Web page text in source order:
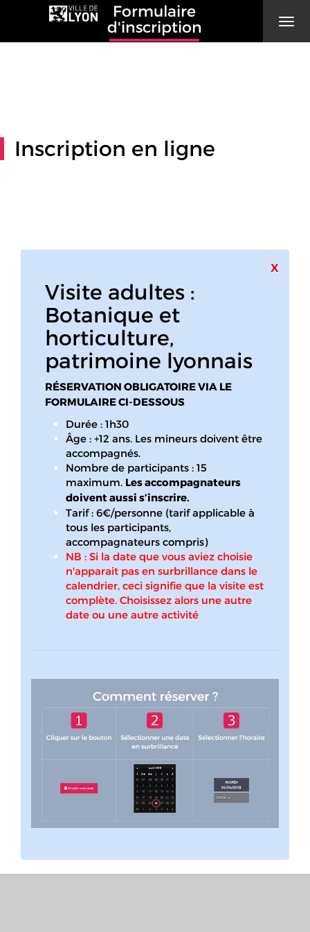
Formulaire
d'inscription
Inscription en ligne
x
Visite adultes :
Botanique et
horticulture,
patrimoine lyonnais
RÉSERVATION OBLIGATOIRE VIA LE
FORMULAIRE CI-DESSOUS
Durée : 1h30
Âge : +12 ans. Les mineurs doivent être
accompagnés.
Nombre de participants : 15
maximum. Les accompagnateurs
doivent aussi s’inscrire.
Tarif : 6€/personne (tarif applicable à
tous les participants,
accompagnateurs compris)
NB : Si la date que vous aviez choisie
n'apparait pas en surbrillance dans le
calendrier, ceci signifie que la visite est
complète. Choisissez alors une autre
date ou une autre activité